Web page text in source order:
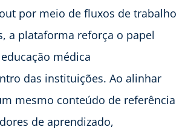
por meio de fluxos de trabalho
a plataforma reforça o papel
médica
das instituições. Ao alinhar
mesmo conteúdo de referência
de aprendizado,